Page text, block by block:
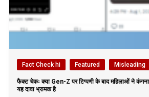
Fact Check hi Featured Misleading
फैक्ट चेकः क्या Gen-Z पर टिप्पणी के बाद महिलाओं ने कंगना
यह दावा भ्रामक है